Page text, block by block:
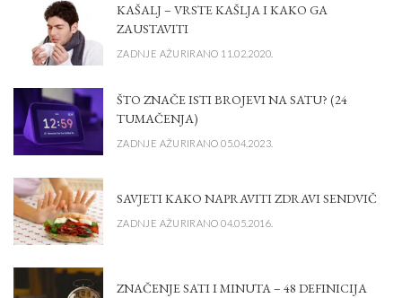
KAŠALJ – VRSTE KAŠLJA I KAKO GA
ZAUSTAVITI
ZADNJE AŽURIRANO 11.02.2020.
ŠTO ZNAČE ISTI BROJEVI NA SATU? (24
TUMAČENJA)
ZADNJE AŽURIRANO 05.04.2023.
SAVJETI KAKO NAPRAVITI ZDRAVI SENDVIČ
ZADNJE AŽURIRANO 04.05.2016.
ZNAČENJE SATI I MINUTA – 48 DEFINICIJA